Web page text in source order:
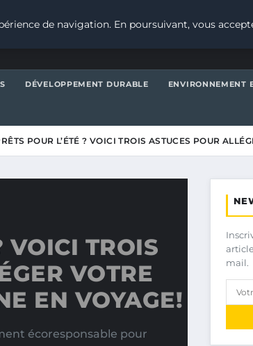
DÉVELOPPEMENT DURABLE ENVIRONNEMENT
POUR L’ÉTÉ ? VOICI TROIS ASTUCES POUR
VOICI TROIS
VOTRE
EN VOYAGE!
écoresponsable pour
mail.
de navigation. En poursuivant, vous